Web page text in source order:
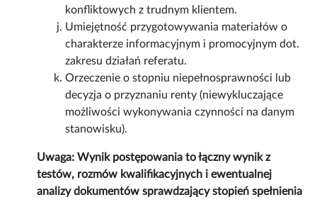
konfliktowych z trudnym klientem.
Umiejętność przygotowywania materiałów o
charakterze informacyjnym i promocyjnym dot.
zakresu działań referatu.
Orzeczenie o stopniu niepełnosprawności lub
decyzja o przyznaniu renty (niewykluczające
możliwości wykonywania czynności na danym
stanowisku).
Uwaga: Wynik postępowania to łączny wynik z
testów, rozmów kwalifikacyjnych i ewentualnej
analizy dokumentów sprawdzający stopień spełnienia